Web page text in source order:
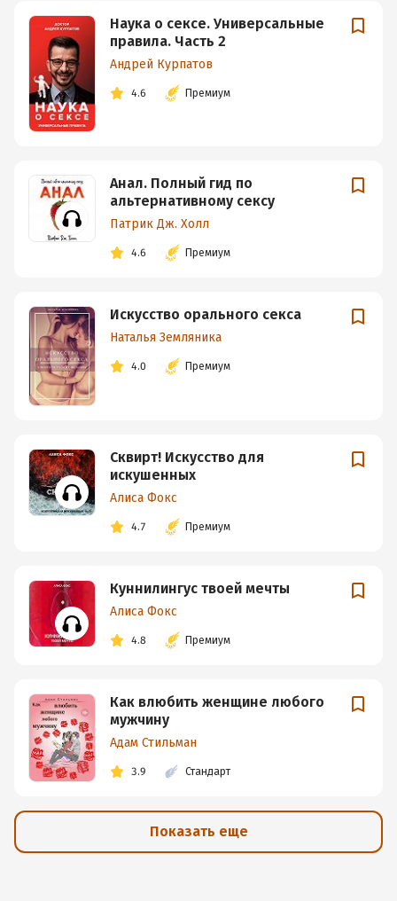
Наука о сексе. Универсальные
правила. Часть 2
Андрей Курпатов
4.6 Премиум
Анал. Полный гид по
альтернативному сексу
Патрик Дж. Холл
4.6 Премиум
Искусство орального секса
Наталья Земляника
4.0 Премиум
Сквирт! Искусство для
искушенных
Алиса Фокс
4.7 Премиум
Куннилингус твоей мечты
Алиса Фокс
4.8 Премиум
Как влюбить женщине любого
мужчину
Адам Стильман
3.9 Стандарт
Показать еще